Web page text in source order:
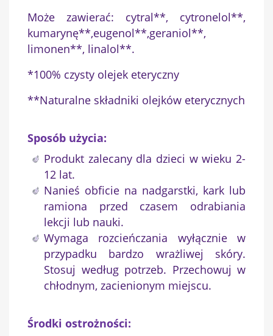
Może zawierać: cytral**, cytronelol**,
kumarynę**,eugenol**,geraniol**,
limonen**, linalol**.
*100% czysty olejek eteryczny
**Naturalne składniki olejków eterycznych
Sposób użycia:
Produkt zalecany dla dzieci w wieku 2-
12 lat.
Nanieś obficie na nadgarstki, kark lub
ramiona przed czasem odrabiania
lekcji lub nauki.
Wymaga rozcieńczania wyłącznie w
przypadku bardzo wrażliwej skóry.
Stosuj według potrzeb. Przechowuj w
chłodnym, zacienionym miejscu.
Środki ostrożności: